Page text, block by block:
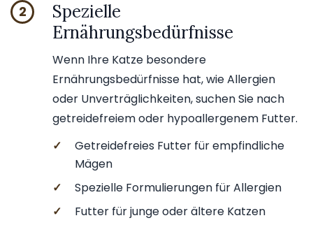
2
Spezielle
Ernährungsbedürfnisse
Wenn Ihre Katze besondere
Ernährungsbedürfnisse hat, wie Allergien
oder Unverträglichkeiten, suchen Sie nach
getreidefreiem oder hypoallergenem Futter.
✓
Getreidefreies Futter für empfindliche
Mägen
✓
Spezielle Formulierungen für Allergien
✓
Futter für junge oder ältere Katzen